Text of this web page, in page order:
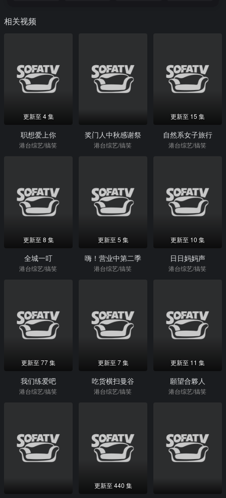
相关视频
更新至 4 集
职想爱上你
港台综艺/搞笑
奖门人中秋感谢祭
港台综艺/搞笑
更新至 15 集
自然系女子旅行
港台综艺/搞笑
更新至 8 集
全城一叮
港台综艺/搞笑
更新至 5 集
嗨！营业中第二季
港台综艺/搞笑
更新至 10 集
日日妈妈声
港台综艺/搞笑
更新至 77 集
我们练爱吧
港台综艺/搞笑
更新至 7 集
吃货横扫曼谷
港台综艺/搞笑
更新至 11 集
願望合夥人
港台综艺/搞笑
更新至 440 集